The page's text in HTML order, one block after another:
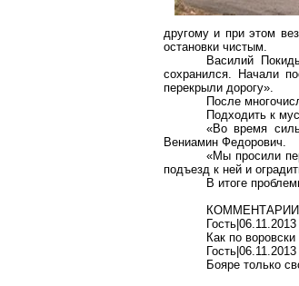
другому и при этом
остановки чистым.
Василий
сохранился. Начали
перекрыли дорогу».
После
Подходить к
«Во время
Вениамин Федорович.
«Мы просили
подъезд к ней и
В итоге
КОММЕНТАРИИ
Какпо воровски
Бояре только